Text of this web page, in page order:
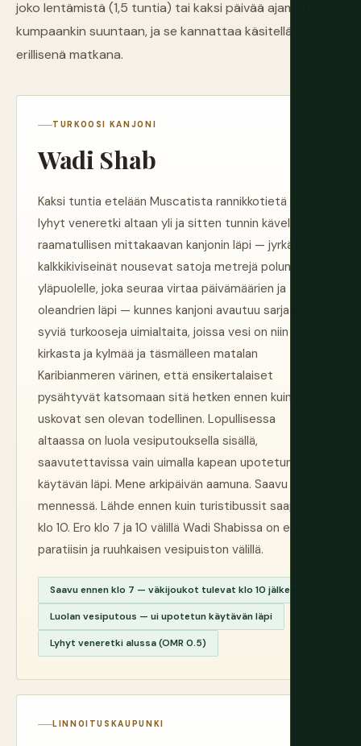
joko lentämistä (1,5 tuntia) tai kaksi päivää ajamista
kumpaankin suuntaan, ja se kannattaa käsitellä
erillisenä matkana.
TURKOOSI KANJONI
Wadi Shab
Kaksi tuntia etelään Muscatista rannikkotietä pitkin,
lyhyt veneretki altaan yli ja sitten tunnin kävely
raamatullisen mittakaavan kanjonin läpi — jyrkät
kalkkikiviseinät nousevat satoja metrejä polun
yläpuolelle, joka seuraa virtaa päivämäärien ja
oleandrien läpi — kunnes kanjoni avautuu sarjaan
syviä turkooseja uimialtaita, joissa vesi on niin
kirkasta ja kylmää ja täsmälleen matalan
Karibianmeren värinen, että ensikertalaiset
pysähtyvät katsomaan sitä hetken ennen kuin
uskovat sen olevan todellinen. Lopullisessa
altaassa on luola vesiputouksella sisällä,
saavutettavissa vain uimalla kapean upotetun
käytävän läpi. Mene arkipäivän aamuna. Saavu klo 7
mennessä. Lähde ennen kuin turistibussit saapuvat
klo 10. Ero klo 7 ja 10 välillä Wadi Shabissa on ero
paratiisin ja ruuhkaisen vesipuiston välillä.
Saavu ennen klo 7 — väkijoukot tulevat klo 10 jälkeen
Luolan vesiputous — ui upotetun käytävän läpi
Lyhyt veneretki alussa (OMR 0.5)
LINNOITUSKAUPUNKI